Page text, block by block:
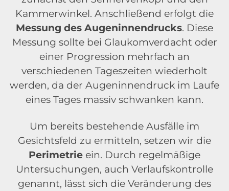
Kammerwinkel. Anschließend erfolgt die
Messung des Augeninnendrucks. Diese
Messung sollte bei Glaukomverdacht oder
einer Progression mehrfach an
verschiedenen Tageszeiten wiederholt
werden, da der Augeninnendruck im Laufe
eines Tages massiv schwanken kann.
Um bereits bestehende Ausfälle im
Gesichtsfeld zu ermitteln, setzen wir die
Perimetrie ein. Durch regelmäßige
Untersuchungen, auch Verlaufskontrolle
genannt, lässt sich die Veränderung des